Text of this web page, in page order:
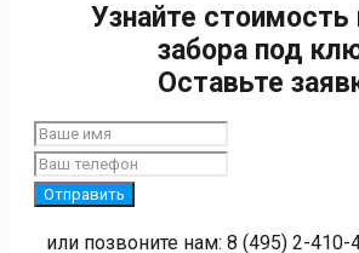
Узнайте стоимость
забора под
Оставьте
Отправить
или позвоните нам: 8 (495) 2-410-